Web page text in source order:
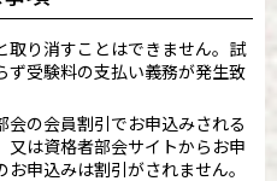
取り消すことはできません。試
ず受験料の支払い義務が発生致
の会員割引でお申込みされる
は資格者部会サイトからお申
申込みは割引がされません。